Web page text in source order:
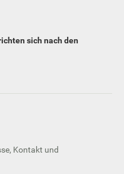
sich nach den
Kontakt und